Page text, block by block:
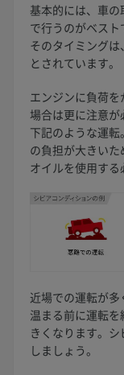
基本的には、車
で行うのがベスト
そのタイミングは、
とされています。
エンジンに負荷
場合は更に注意が
下記のような運
の負担が大きい
オイルを使用する
近場での運転が
温まる前に運転
きくなります。
しましょう。